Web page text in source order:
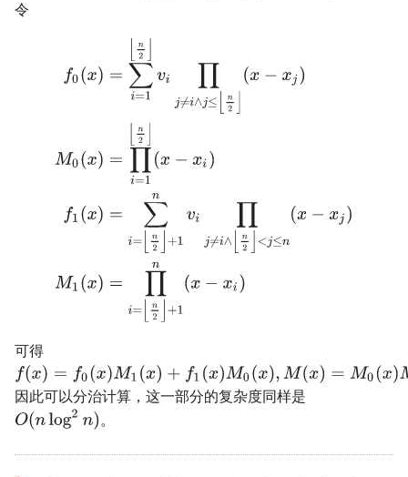
令
可得
因此可以分治计算，这一部分的复杂度同样是
。